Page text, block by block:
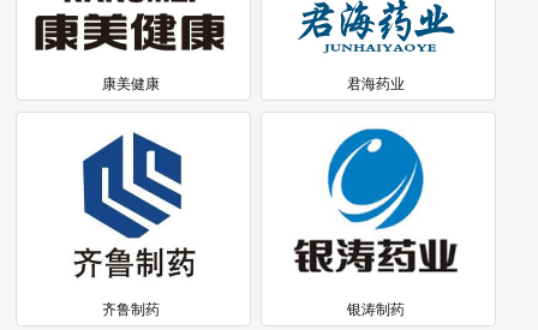
康美健康 君海药业
齐鲁制药 银涛制药